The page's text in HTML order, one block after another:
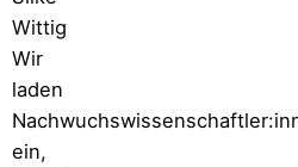
Wittig
Wir
laden
ein,